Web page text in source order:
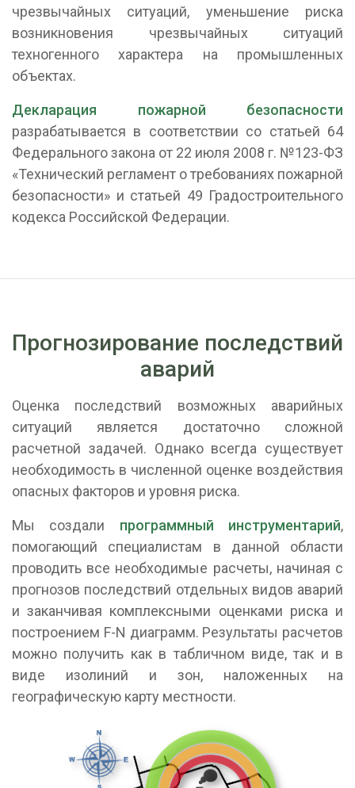
чрезвычайных ситуаций, уменьшение риска
возникновения чрезвычайных ситуаций
техногенного характера на промышленных
объектах.
Декларация пожарной безопасности
разрабатывается в соответствии со статьей 64
Федерального закона от 22 июля 2008 г. №123-ФЗ
«Технический регламент о требованиях пожарной
безопасности» и статьей 49 Градостроительного
кодекса Российской Федерации.
Прогнозирование последствий
аварий
Оценка последствий возможных аварийных
ситуаций является достаточно сложной
расчетной задачей. Однако всегда существует
необходимость в численной оценке воздействия
опасных факторов и уровня риска.
Мы создали программный инструментарий,
помогающий специалистам в данной области
проводить все необходимые расчеты, начиная с
прогнозов последствий отдельных видов аварий
и заканчивая комплексными оценками риска и
построением F-N диаграмм. Результаты расчетов
можно получить как в табличном виде, так и в
виде изолиний и зон, наложенных на
географическую карту местности.